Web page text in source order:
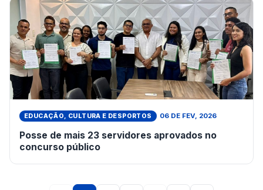
EDUCAÇÃO, CULTURA E DESPORTOS 06 DE FEV, 2026
Posse de mais 23 servidores aprovados no
concurso público